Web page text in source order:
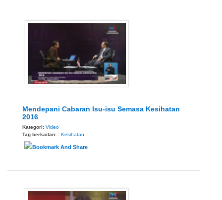
Mendepani Cabaran Isu-isu Semasa Kesihatan
2016
Kategori: Video
Tag berkaitan: : Kesihatan